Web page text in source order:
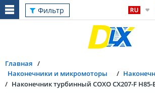
Фильтр
Главная
Наконечники и микромоторы
Наконечник турбинный COXO CX207-F H85-